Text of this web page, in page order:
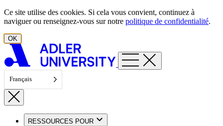
Aller au contenu
Ce site utilise des cookies. Si cela vous convient, continuez à
naviguer ou renseignez-vous sur notre politique de confidentialité.
OK
Français
RESSOURCES POUR